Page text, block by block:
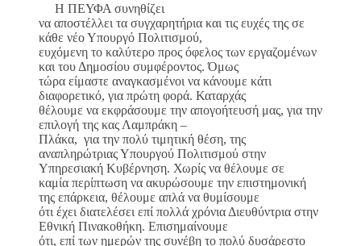
Η ΠΕΥΦΑ συνηθίζει
να αποστέλλει τα συγχαρητήρια και τις ευχές της σε
κάθε νέο Υπουργό Πολιτισμού,
ευχόμενη το καλύτερο προς όφελος των εργαζομένων
και του Δημοσίου συμφέροντος. Όμως
τώρα είμαστε αναγκασμένοι να κάνουμε κάτι
διαφορετικό, για πρώτη φορά. Καταρχάς
θέλουμε να εκφράσουμε την απογοήτευσή μας, για την
επιλογή της κας Λαμπράκη –
Πλάκα, για την πολύ τιμητική θέση, της
αναπληρώτριας Υπουργού Πολιτισμού στην
Υπηρεσιακή Κυβέρνηση. Χωρίς να θέλουμε σε
καμία περίπτωση να ακυρώσουμε την επιστημονική
της επάρκεια, θέλουμε απλά να θυμίσουμε
ότι έχει διατελέσει επί πολλά χρόνια Διευθύντρια στην
Εθνική Πινακοθήκη. Επισημαίνουμε
ότι, επί των ημερών της συνέβη το πολύ δυσάρεστο